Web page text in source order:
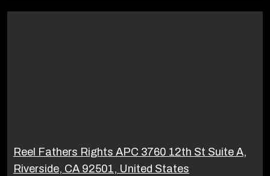
Reel Fathers Rights APC 3760 12th St Suite A,
Riverside, CA 92501, United States